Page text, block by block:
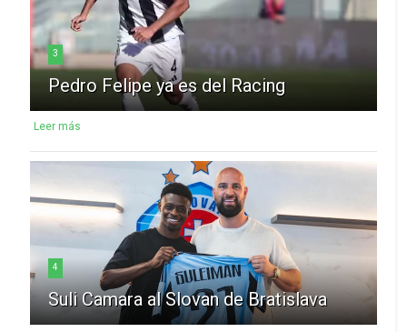
3
Pedro Felipe ya es del Racing
Leer más
4
Suli Camara al Slovan de Bratislava